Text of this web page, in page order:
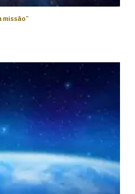
missão”